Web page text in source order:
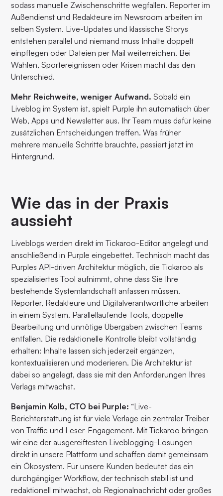
sodass manuelle Zwischenschritte wegfallen. Reporter im
Außendienst und Redakteure im Newsroom arbeiten im
selben System. Live-Updates und klassische Storys
entstehen parallel und niemand muss Inhalte doppelt
einpflegen oder Dateien per Mail weiterreichen. Bei
Wahlen, Sportereignissen oder Krisen macht das den
Unterschied.
Mehr Reichweite, weniger Aufwand. Sobald ein
Liveblog im System ist, spielt Purple ihn automatisch über
Web, Apps und Newsletter aus. Ihr Team muss dafür keine
zusätzlichen Entscheidungen treffen. Was früher
mehrere manuelle Schritte brauchte, passiert jetzt im
Hintergrund.
Wie das in der Praxis
aussieht
Liveblogs werden direkt im Tickaroo-Editor angelegt und
anschließend in Purple eingebettet. Technisch macht das
Purples API-driven Architektur möglich, die Tickaroo als
spezialisiertes Tool aufnimmt, ohne dass Sie Ihre
bestehende Systemlandschaft anfassen müssen.
Reporter, Redakteure und Digitalverantwortliche arbeiten
in einem System. Parallellaufende Tools, doppelte
Bearbeitung und unnötige Übergaben zwischen Teams
entfallen. Die redaktionelle Kontrolle bleibt vollständig
erhalten: Inhalte lassen sich jederzeit ergänzen,
kontextualisieren und moderieren. Die Architektur ist
dabei so angelegt, dass sie mit den Anforderungen Ihres
Verlags mitwächst.
Benjamin Kolb, CTO bei Purple: “Live-
Berichterstattung ist für viele Verlage ein zentraler Treiber
von Traffic und Leser-Engagement. Mit Tickaroo bringen
wir eine der ausgereiftesten Liveblogging-Lösungen
direkt in unsere Plattform und schaffen damit gemeinsam
ein Ökosystem. Für unsere Kunden bedeutet das ein
durchgängiger Workflow, der technisch stabil ist und
redaktionell mitwächst, ob Regionalnachricht oder großes